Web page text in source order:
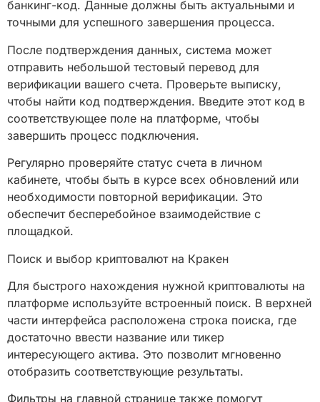
банкинг-код. Данные должны быть актуальными и
точными для успешного завершения процесса.
После подтверждения данных, система может
отправить небольшой тестовый перевод для
верификации вашего счета. Проверьте выписку,
чтобы найти код подтверждения. Введите этот код в
соответствующее поле на платформе, чтобы
завершить процесс подключения.
Регулярно проверяйте статус счета в личном
кабинете, чтобы быть в курсе всех обновлений или
необходимости повторной верификации. Это
обеспечит бесперебойное взаимодействие с
площадкой.
Поиск и выбор криптовалют на Кракен
Для быстрого нахождения нужной криптовалюты на
платформе используйте встроенный поиск. В верхней
части интерфейса расположена строка поиска, где
достаточно ввести название или тикер
интересующего актива. Это позволит мгновенно
отобразить соответствующие результаты.
Фильтры на главной странице также помогут